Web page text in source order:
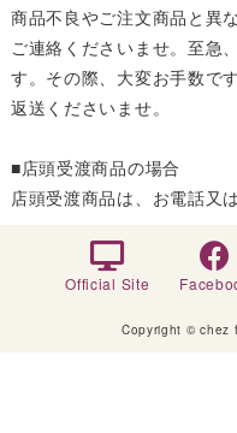
商品不良やご注文商品と異
ご連絡くださいませ。至急
す。その際、大変お手数で
返送くださいませ。
■店頭受渡商品の場合
店頭受渡商品は、お電話又
Official Site
Copyright © chez